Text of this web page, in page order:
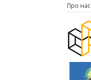
Про нас